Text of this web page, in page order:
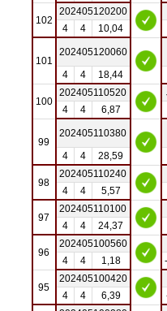
102
202405120200
4
4 10,04
101
202405120060
4
4 18,44
100
202405110520
4
4 6,87
99
202405110380
4
4 28,59
98
202405110240
4
4 5,57
97
202405110100
4
4 24,37
96
202405100560
4
4 1,18
95
202405100420
4
4 6,39